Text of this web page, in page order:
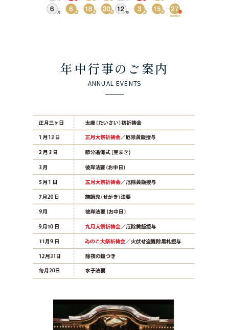
年中行事のご案内
ANNUAL EVENTS